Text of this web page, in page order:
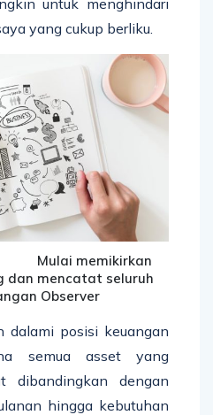
untuk menghindari
yang cukup berliku.
dan mencatat seluruh
Observer
dalami posisi keuangan
semua asset yang
dibandingkan dengan
hingga kebutuhan